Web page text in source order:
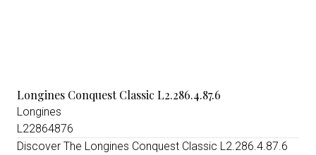
Longines Conquest Classic L2.286.4.87.6
Longines
L22864876
Discover The Longines Conquest Classic L2.286.4.87.6